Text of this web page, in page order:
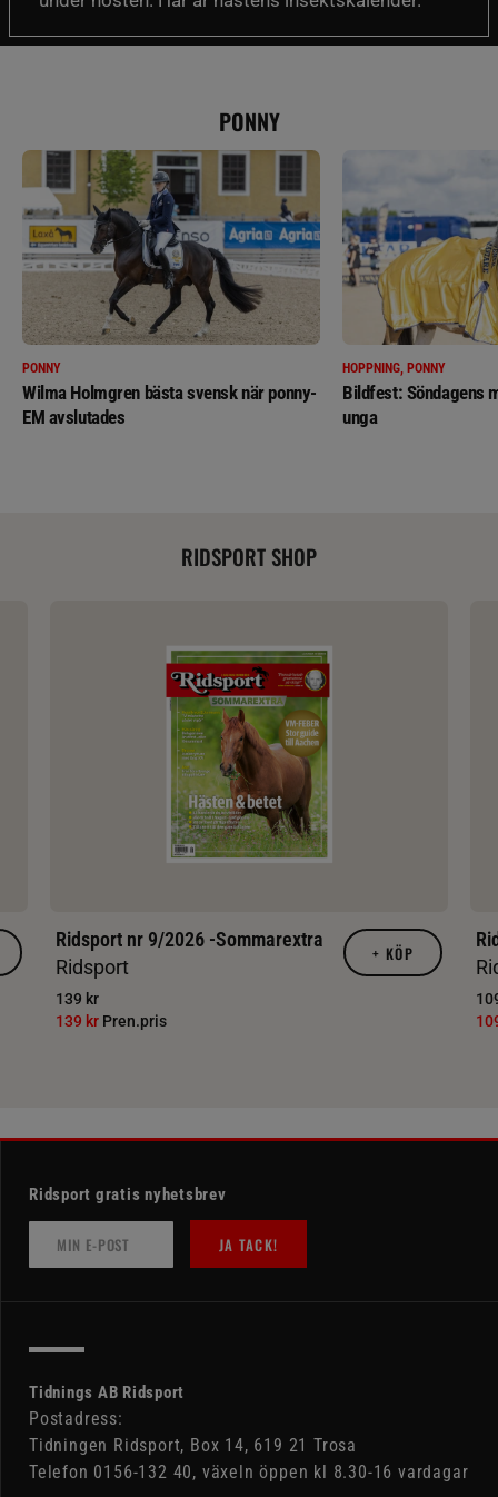
PONNY
PONNY
Wilma Holmgren bästa svensk när ponny-
EM avslutades
HOPPNING, PONNY
Bildfest: Söndagens
unga
RIDSPORT SHOP
Ridsport nr 9/2026 -Sommarextra
Ridsport
139 kr
139 kr Pren.pris
+ KÖP
Ridsport gratis nyhetsbrev
JA TACK!
Tidnings AB Ridsport
Postadress:
Tidningen Ridsport, Box 14, 619 21 Trosa
Telefon 0156-132 40, växeln öppen kl 8.30-16 vardagar